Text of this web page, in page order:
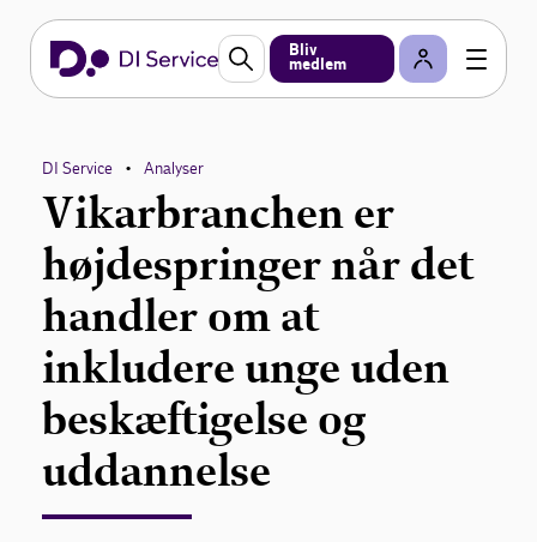
Bliv
medlem
DI Service • Analyser
Vikarbranchen er
højdespringer når det
handler om at
inkludere unge uden
beskæftigelse og
uddannelse